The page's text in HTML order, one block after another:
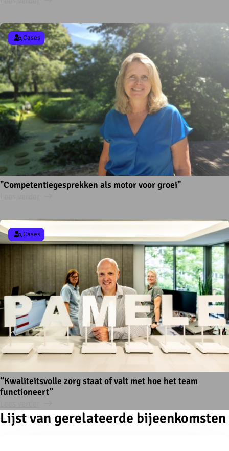
"Competentiegesprekken als motor voor groei"
Cases
“Kwaliteitsvolle zorg staat of valt met hoe het team
functioneert”
Cases
Lijst van gerelateerde bijeenkomsten